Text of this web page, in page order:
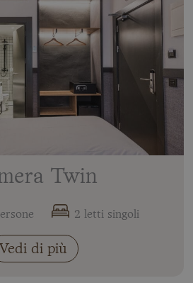
Twin
2 letti singoli
Vedi di più